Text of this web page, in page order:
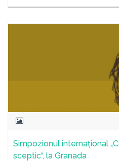
Simpozionul internațional
sceptic“, la Granada